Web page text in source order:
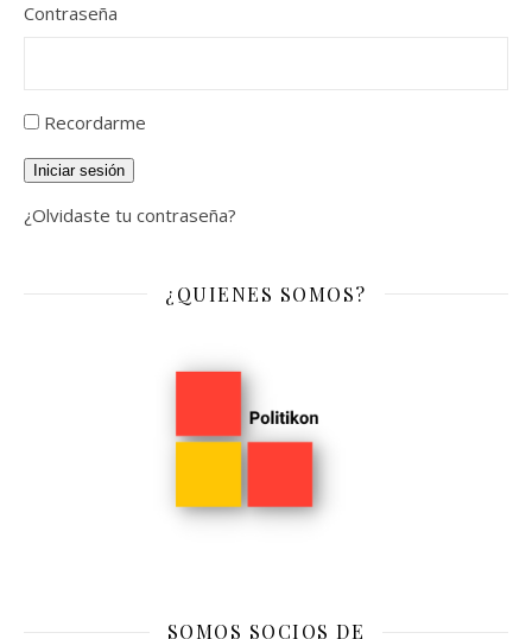
Contraseña
Recordarme
Iniciar sesión
¿Olvidaste tu contraseña?
¿QUIENES SOMOS?
SOMOS SOCIOS DE